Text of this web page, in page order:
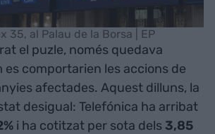
35, al Palau de la Borsa | EP
el puzle, només quedava
es comportarien les accions de
afectades. Aquest dilluns, la
desigual: Telefónica ha arribat
i ha cotitzat per sota dels 3,85